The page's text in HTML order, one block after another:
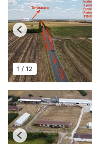
1 / 12
Previous
Previous